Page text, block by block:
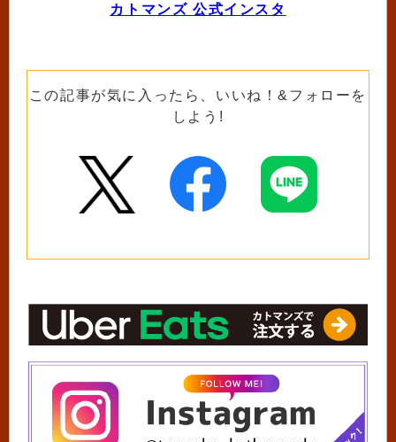
カトマンズ 公式インスタ
この記事が気に入ったら、いいね！&フォローを
しよう!